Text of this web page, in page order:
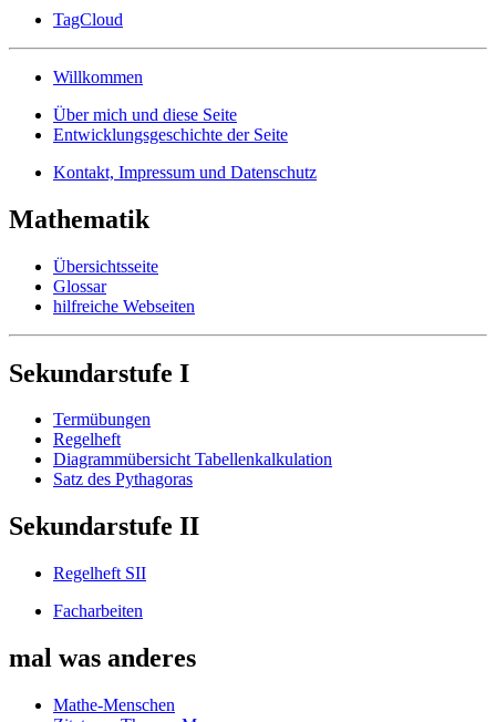
TagCloud
Willkommen
Über mich und diese Seite
Entwicklungsgeschichte der Seite
Kontakt, Impressum und Datenschutz
Mathematik
Übersichtsseite
Glossar
hilfreiche Webseiten
Sekundarstufe I
Termübungen
Regelheft
Diagrammübersicht Tabellenkalkulation
Satz des Pythagoras
Sekundarstufe II
Regelheft SII
Facharbeiten
mal was anderes
Mathe-Menschen